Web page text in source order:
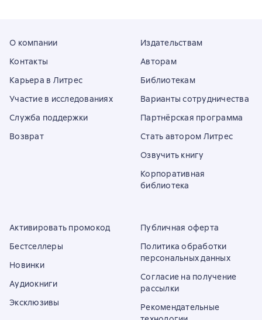
О компании
Контакты
Карьера в Литрес
Участие в исследованиях
Служба поддержки
Возврат
Издательствам
Авторам
Библиотекам
Варианты сотрудничества
Партнёрская программа
Стать автором Литрес
Озвучить книгу
Корпоративная
библиотека
Активировать промокод
Бестселлеры
Новинки
Аудиокниги
Эксклюзивы
Публичная оферта
Политика обработки
персональных данных
Согласие на получение
рассылки
Рекомендательные